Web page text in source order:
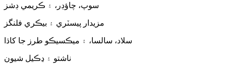
سوپ، چاؤڊر، ۽ ڪريمي ڊشز
مزيدار پيسٽري ۽ بيڪري فلنگز
سلاد، سالسا، ۽ ميڪسيڪو طرز جا کاڌا
ناشتو ۽ ڍڪيل شيون